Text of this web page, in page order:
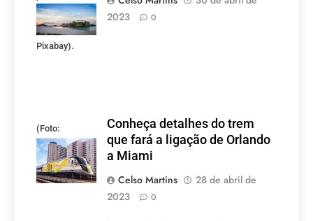
mineiros.
(Foto:
Pixabay).
2023
0
(Foto:
divulgação)
Conheça detalhes do trem
que fará a ligação de Orlando
a Miami
Celso Martins
28 de abril de
2023
0